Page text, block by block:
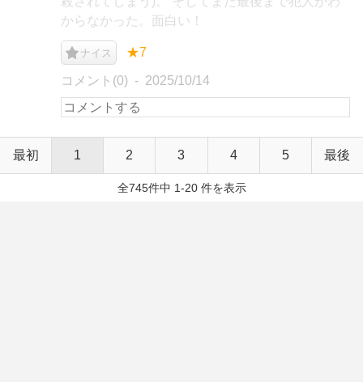
からなかった。面白い！
ナイス ★7
コメント(0) 2025/10/14
最初 1 2 3 4 5 最後
全745件中 1-20 件を表示